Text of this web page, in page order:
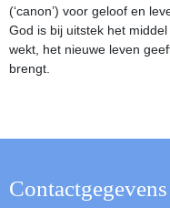
(‘canon’) voor geloof en
God is bij uitstek het
wekt, het nieuwe leven
brengt.
Contactgegevens